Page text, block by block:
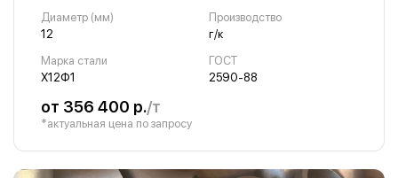
Диаметр (мм)
12
Производство
г/к
Марка стали
Х12Ф1
ГОСТ
2590-88
от 356 400 р./т
*актуальная цена по запросу